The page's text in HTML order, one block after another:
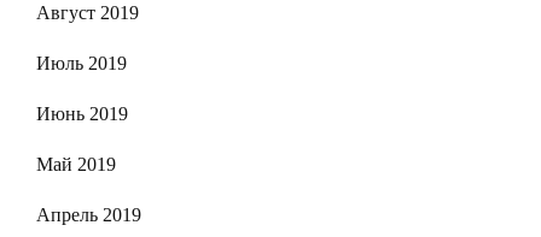
Август 2019
Июль 2019
Июнь 2019
Май 2019
Апрель 2019